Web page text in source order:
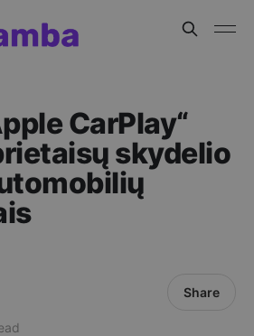
CarPlay“
skydelio
Share